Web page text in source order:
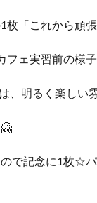
「これから頑張
フェ実習前の様
、明るく楽しい
で記念に1枚☆パ